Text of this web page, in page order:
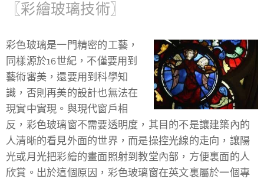
〖彩繪玻璃技術〗
彩色玻璃是一門精密的工藝，
同樣源於16世紀，不僅要用到
藝術審美，還要用到科學知
識，否則再美的設計也無法在
現實中實現。與現代窗戶相
反，彩色玻璃窗不需要透明度，其目的不是讓建築內的
人清晰的看見外面的世界，而是操控光線的走向，讓陽
光或月光把彩繪的畫面照射到教堂內部，方便裏面的人
欣賞。出於這個原因，彩色玻璃窗在英文裏屬於一個專